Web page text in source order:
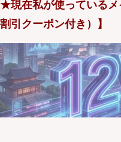
★現在私が使っているメ
割引クーポン付き）】